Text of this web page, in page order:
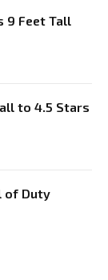
9 Feet Tall
to 4.5 Stars
of Duty